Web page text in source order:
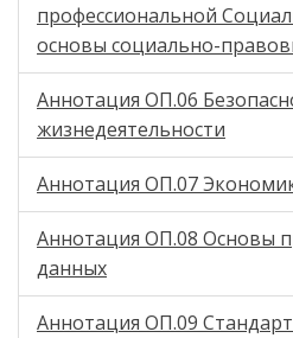
профессиональной
основы социально-
Аннотация ОП.06
жизнедеятельности
Аннотация ОП.07
Аннотация ОП.08 Основы
данных
Аннотация ОП.09